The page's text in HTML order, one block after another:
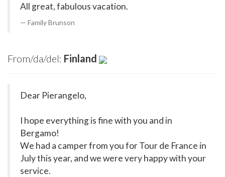
All great, fabulous vacation.
Family Brunson
From/da/del: Finland
Dear Pierangelo,
I hope everything is fine with you and in
Bergamo!
We had a camper from you for Tour de France in
July this year, and we were very happy with your
service.